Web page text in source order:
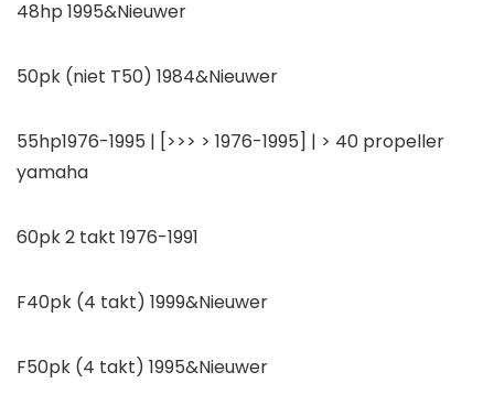
48hp 1995&Nieuwer
50pk (niet T50) 1984&Nieuwer
55hp1976-1995 | [>>> > 1976-1995] | > 40 propeller
yamaha
60pk 2 takt 1976-1991
F40pk (4 takt) 1999&Nieuwer
F50pk (4 takt) 1995&Nieuwer